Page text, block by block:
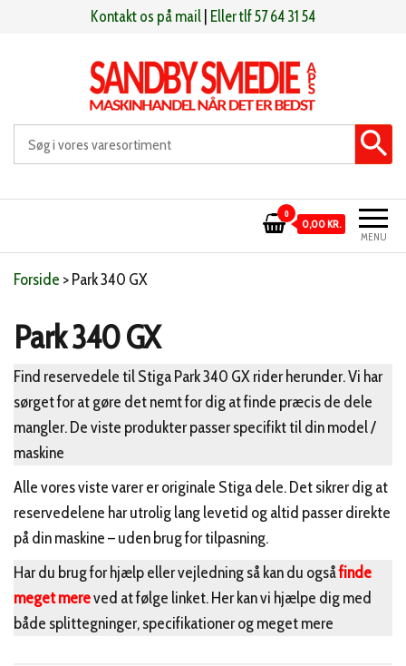
Kontakt os på mail Eller tlf 57 64 31 54
Sandby smeden Maskinhandel når det er bedst
MENU
0
0,00 KR.
Forside >Park 340 GX
Park 340 GX
Find reservedele til Stiga Park 340 GX rider herunder. Vi har
sørget for at gøre det nemt for dig at finde præcis de dele
mangler. De viste produkter passer specifikt til din model /
maskine
Alle vores viste varer er originale Stiga dele. Det sikrer dig at
reservedelene har utrolig lang levetid og altid passer direkte
på din maskine – uden brug for tilpasning.
Har du brug for hjælp eller vejledning så kan du ogsåfinde
meget mereved at følge linket. Her kan vi hjælpe dig med
både splittegninger, specifikationer og meget mere